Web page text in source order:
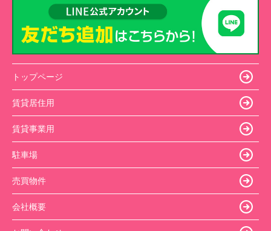
トップページ
賃貸居住用
賃貸事業用
駐車場
売買物件
会社概要